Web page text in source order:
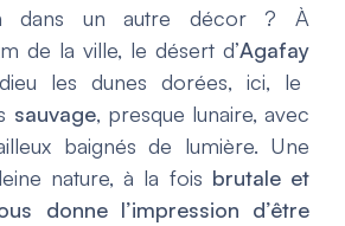
dans un autre décor ? À
de la ville, le désert d’Agafay
les dunes dorées, ici, le
sauvage, presque lunaire, avec
baignés de lumière. Une
nature, à la fois brutale et
donne l’impression d’être